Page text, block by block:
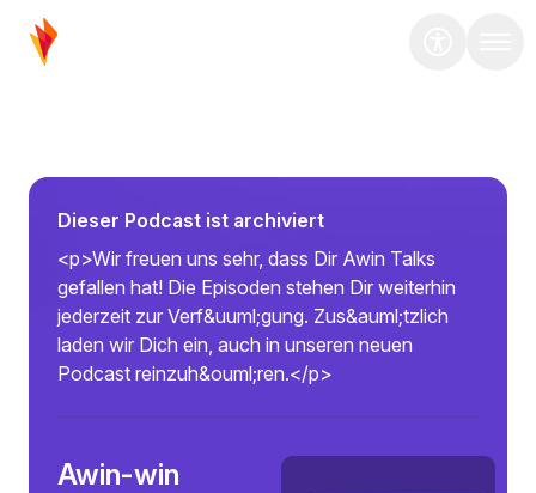
Dieser Podcast ist archiviert
<p>Wir freuen uns sehr, dass Dir Awin Talks
gefallen hat! Die Episoden stehen Dir weiterhin
jederzeit zur Verf&uuml;gung. Zus&auml;tzlich
laden wir Dich ein, auch in unseren neuen
Podcast reinzuh&ouml;ren.</p>
Awin-win